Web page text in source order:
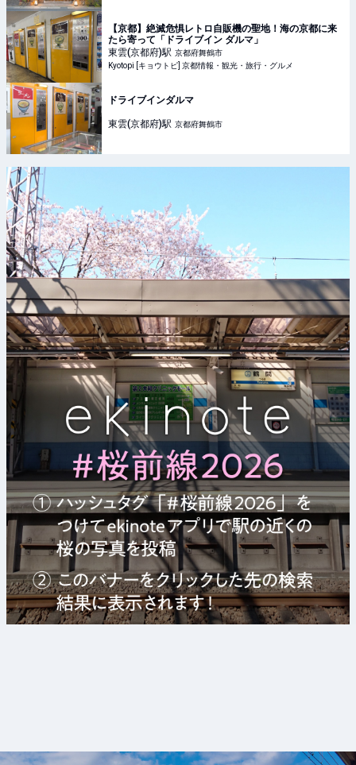
【京都】絶滅危惧レトロ自販機の聖地！海の京都に来
たら寄って「ドライブイン ダルマ」
東雲(京都府)駅 京都府舞鶴市
Kyotopi [キョウトピ] 京都情報・観光・旅行・グルメ
ドライブインダルマ
東雲(京都府)駅 京都府舞鶴市